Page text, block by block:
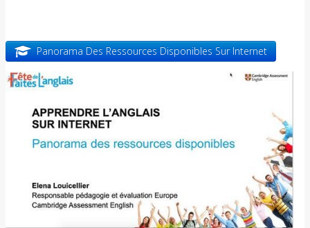
Panorama Des Ressources Disponibles Sur Internet